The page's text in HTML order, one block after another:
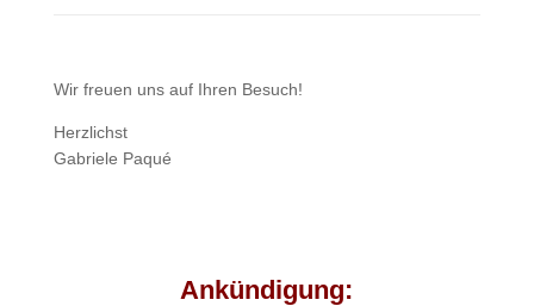
Wir freuen uns auf Ihren Besuch!
Herzlichst
Gabriele Paqué
Ankündigung: